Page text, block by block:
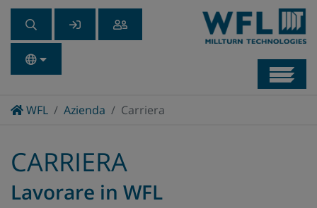
WFLHomeAzienda Carriera
CARRIERA
Lavorare in WFL